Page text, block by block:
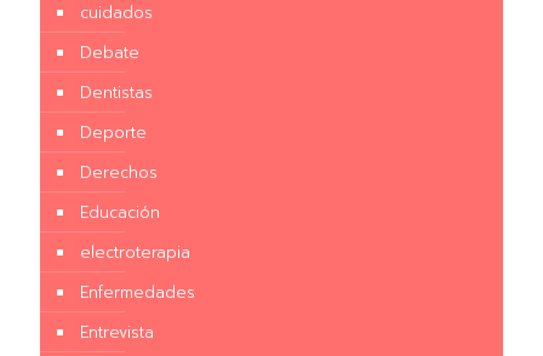
cuidados
Debate
Dentistas
Deporte
Derechos
Educación
electroterapia
Enfermedades
Entrevista